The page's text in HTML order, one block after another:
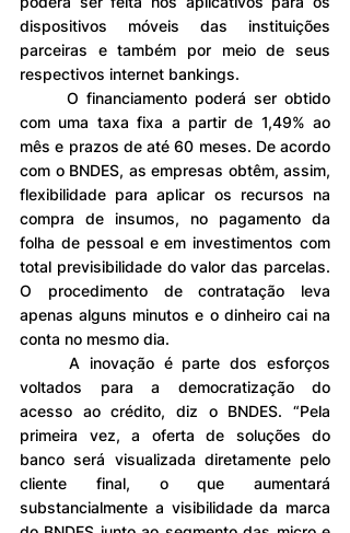
dispositivos móveis das instituições
parceiras e também por meio de seus
respectivos internet bankings.
com uma taxa fixa a partir de 1,49% ao
mês e prazos de até 60 meses. De acordo
com o BNDES, as empresas obtêm, assim,
flexibilidade para aplicar os recursos na
compra de insumos, no pagamento da
folha de pessoal e em investimentos com
total previsibilidade do valor das parcelas.
O procedimento de contratação leva
apenas alguns minutos e o dinheiro cai na
conta no mesmo dia.
voltados para a democratização do
acesso ao crédito, diz o BNDES. “Pela
primeira vez, a oferta de soluções do
banco será visualizada diretamente pelo
cliente final, o que aumentará
substancialmente a visibilidade da marca